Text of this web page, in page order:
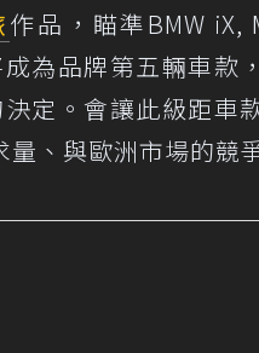
作品，瞄準BMW iX,
為品牌第五輛車款
定。會讓此級距車
、與歐洲市場的競